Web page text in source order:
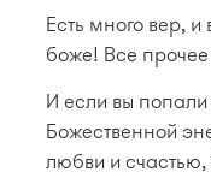
Есть много вер,
боже! Все
И если вы попали
Божественной
любви и счастью,